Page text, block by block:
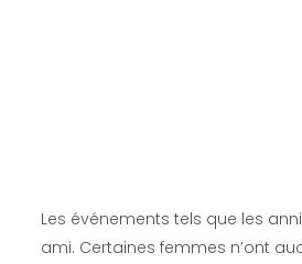
Les événements tels que les
ami. Certaines femmes n’ont